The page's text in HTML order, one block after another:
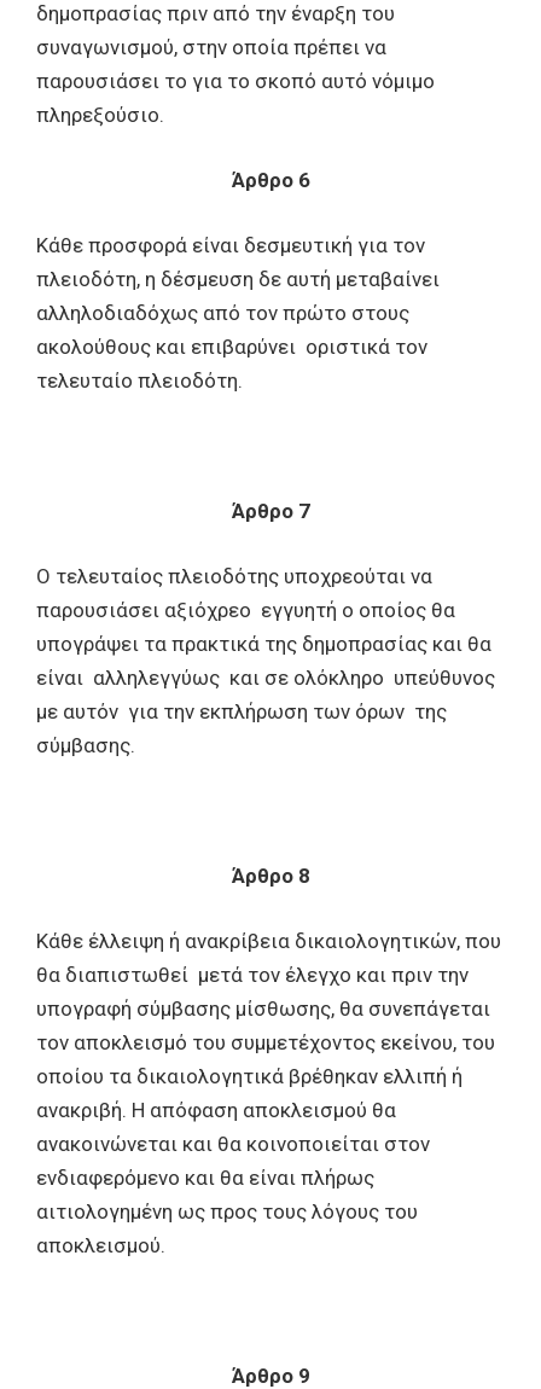
δημοπρασίας πριν από την έναρξη του
συναγωνισμού, στην οποία πρέπει να
παρουσιάσει το για το σκοπό αυτό νόμιμο
πληρεξούσιο.
Άρθρο 6
Κάθε προσφορά είναι δεσμευτική για τον
πλειοδότη, η δέσμευση δε αυτή μεταβαίνει
αλληλοδιαδόχως από τον πρώτο στους
ακολούθους και επιβαρύνει οριστικά τον
τελευταίο πλειοδότη.
Άρθρο 7
Ο τελευταίος πλειοδότης υποχρεούται να
παρουσιάσει αξιόχρεο εγγυητή ο οποίος θα
υπογράψει τα πρακτικά της δημοπρασίας και θα
είναι αλληλεγγύως και σε ολόκληρο υπεύθυνος
με αυτόν για την εκπλήρωση των όρων της
σύμβασης.
Άρθρο 8
Κάθε έλλειψη ή ανακρίβεια δικαιολογητικών, που
θα διαπιστωθεί μετά τον έλεγχο και πριν την
υπογραφή σύμβασης μίσθωσης, θα συνεπάγεται
τον αποκλεισμό του συμμετέχοντος εκείνου, του
οποίου τα δικαιολογητικά βρέθηκαν ελλιπή ή
ανακριβή. Η απόφαση αποκλεισμού θα
ανακοινώνεται και θα κοινοποιείται στον
ενδιαφερόμενο και θα είναι πλήρως
αιτιολογημένη ως προς τους λόγους του
αποκλεισμού.
Άρθρο 9